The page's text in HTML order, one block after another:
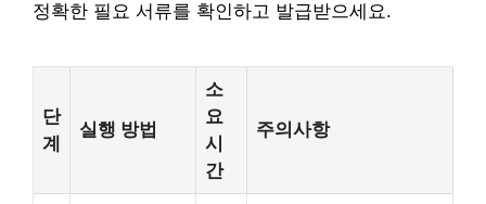
정확한 필요 서류를 확인하고 발급받으세요.
단
계
실행 방법
소
요
시
간
주의사항